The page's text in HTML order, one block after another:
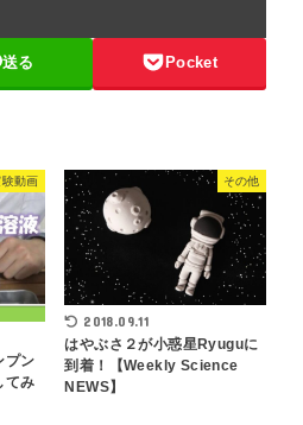
送る Pocket
動画
プン
てみ
その他
2018.09.11
はやぶさ２が小惑星Ryuguに
到着！【Weekly Science
NEWS】